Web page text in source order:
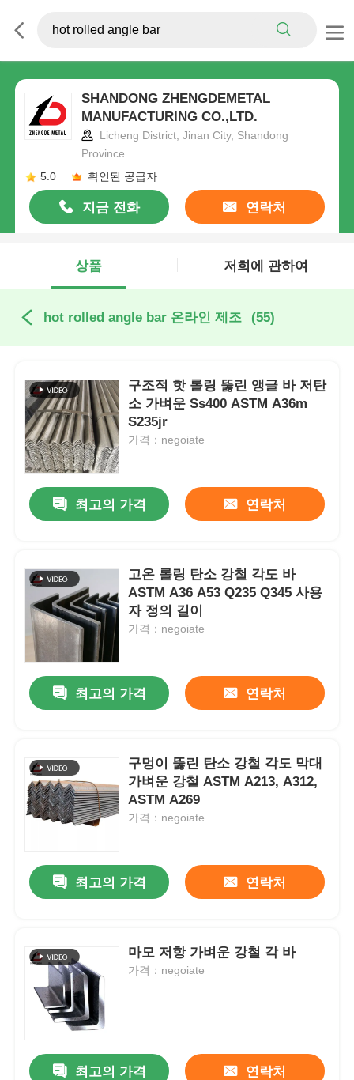
SHANDONG ZHENGDEMETAL
MANUFACTURING CO.,LTD.
Licheng District, Jinan City, Shandong
Province
5.0
확인된 공급자
지금 전화 연락처
상품 저희에 관하여
hot rolled angle bar 온라인 제조 (55)
구조적 핫 롤링 뚫린 앵글 바 저탄
소 가벼운 Ss400 ASTM A36m
S235jr
가격：negoiate
최고의 가격 연락처
고온 롤링 탄소 강철 각도 바
ASTM A36 A53 Q235 Q345 사용
자 정의 길이
가격：negoiate
최고의 가격 연락처
구멍이 뚫린 탄소 강철 각도 막대
가벼운 강철 ASTM A213, A312,
ASTM A269
가격：negoiate
최고의 가격 연락처
마모 저항 가벼운 강철 각 바
가격：negoiate
최고의 가격 연락처